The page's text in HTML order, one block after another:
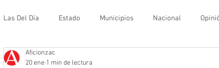
Las Del Día Estado Municipios Nacional
Que no se olvide
Aficionzac
20 ene 1 min de lectura